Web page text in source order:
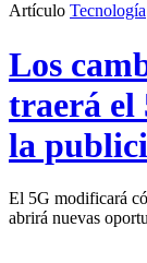
Artículo Tecnología
Los
traerá el
la
El 5G modificará
abrirá nuevas